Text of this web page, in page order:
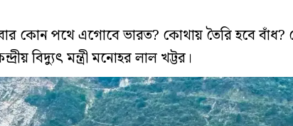
কোন পথে এগোবে ভারত? কোথায় তৈরি হবে
বিদ্যুৎ মন্ত্রী মনোহর লাল খট্টর।